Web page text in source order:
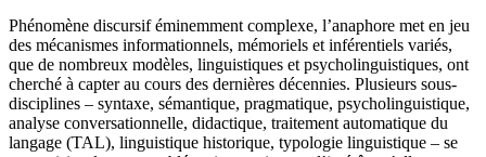
Phénomène discursif éminemment complexe, l’anaphore met en jeu
des mécanismes informationnels, mémoriels et inférentiels variés,
que de nombreux modèles, linguistiques et psycholinguistiques, ont
cherché à capter au cours des dernières décennies. Plusieurs sous-
disciplines – syntaxe, sémantique, pragmatique, psycholinguistique,
analyse conversationnelle, didactique, traitement automatique du
langage (TAL), linguistique historique, typologie linguistique – se